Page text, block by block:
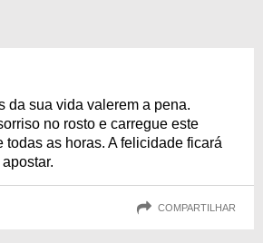
da sua vida valerem a pena.
no rosto e carregue este
todas as horas. A felicidade ficará
COMPARTILHAR